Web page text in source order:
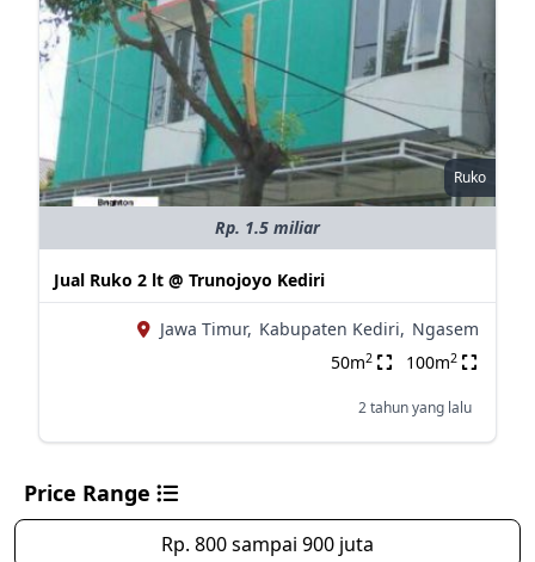
Ruko
Rp. 1.5 miliar
Jual Ruko 2 lt @ Trunojoyo Kediri
Jawa Timur, Kabupaten Kediri, Ngasem
50m2 100m2
2 tahun yang lalu
Price Range
Rp. 800 sampai 900 juta